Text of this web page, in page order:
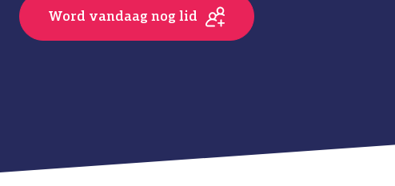
Word vandaag nog lid